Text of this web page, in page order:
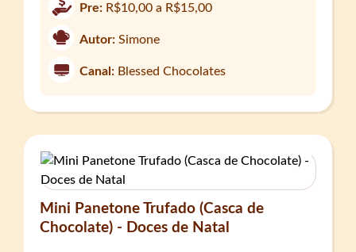
Pre: R$10,00 a R$15,00
Autor: Simone
Canal: Blessed Chocolates
Mini Panetone Trufado (Casca de
Chocolate) - Doces de Natal